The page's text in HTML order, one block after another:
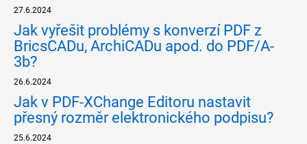
27.6.2024
Jak vyřešit problémy s konverzí PDF z
BricsCADu, ArchiCADu apod. do PDF/A-
3b?
26.6.2024
Jak v PDF-XChange Editoru nastavit
přesný rozměr elektronického podpisu?
25.6.2024